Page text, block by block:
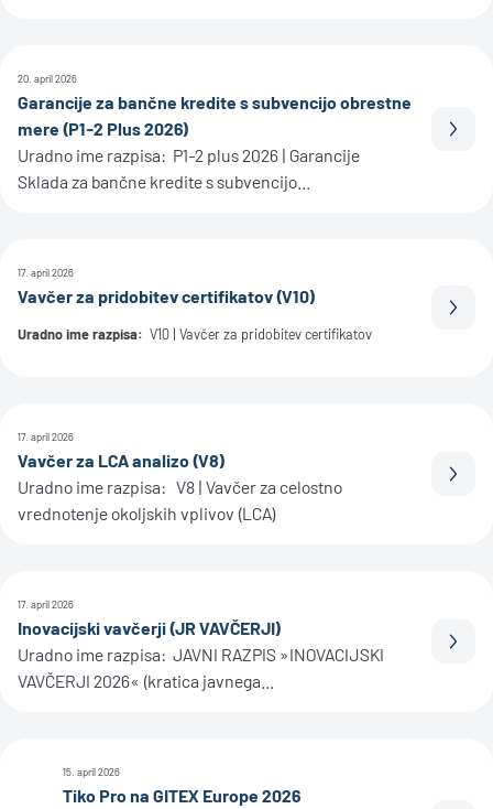
20. april 2026
Garancije za bančne kredite s subvencijo obrestne
mere (P1-2 Plus 2026)
Uradno ime razpisa: P1-2 plus 2026 | Garancije
Sklada za bančne kredite s subvencijo...
17. april 2026
Vavčer za pridobitev certifikatov (V10)
Uradno ime razpisa: V10 | Vavčer za pridobitev certifikatov
17. april 2026
Vavčer za LCA analizo (V8)
Uradno ime razpisa: V8 | Vavčer za celostno
vrednotenje okoljskih vplivov (LCA)
17. april 2026
Inovacijski vavčerji (JR VAVČERJI)
Uradno ime razpisa: JAVNI RAZPIS »INOVACIJSKI
VAVČERJI 2026« (kratica javnega...
15. april 2026
Tiko Pro na GITEX Europe 2026